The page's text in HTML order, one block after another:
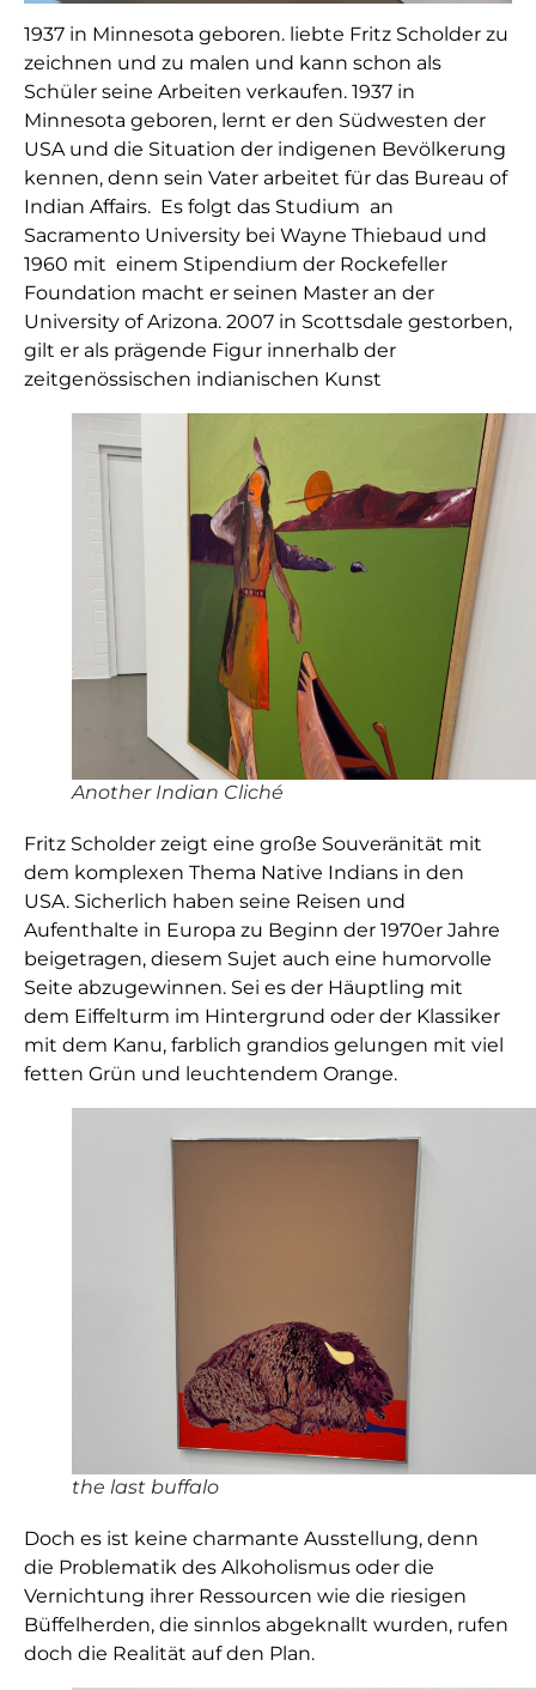
1937 in Minnesota geboren. liebte Fritz Scholder zu
zeichnen und zu malen und kann schon als
Schüler seine Arbeiten verkaufen. 1937 in
Minnesota geboren, lernt er den Südwesten der
USA und die Situation der indigenen Bevölkerung
kennen, denn sein Vater arbeitet für das Bureau of
Indian Affairs. Es folgt das Studium an
Sacramento University bei Wayne Thiebaud und
1960 mit einem Stipendium der Rockefeller
Foundation macht er seinen Master an der
University of Arizona. 2007 in Scottsdale gestorben,
gilt er als prägende Figur innerhalb der
zeitgenössischen indianischen Kunst
Another Indian Cliché
Fritz Scholder zeigt eine große Souveränität mit
dem komplexen Thema Native Indians in den
USA. Sicherlich haben seine Reisen und
Aufenthalte in Europa zu Beginn der 1970er Jahre
beigetragen, diesem Sujet auch eine humorvolle
Seite abzugewinnen. Sei es der Häuptling mit
dem Eiffelturm im Hintergrund oder der Klassiker
mit dem Kanu, farblich grandios gelungen mit viel
fetten Grün und leuchtendem Orange.
the last buffalo
Doch es ist keine charmante Ausstellung, denn
die Problematik des Alkoholismus oder die
Vernichtung ihrer Ressourcen wie die riesigen
Büffelherden, die sinnlos abgeknallt wurden, rufen
doch die Realität auf den Plan.